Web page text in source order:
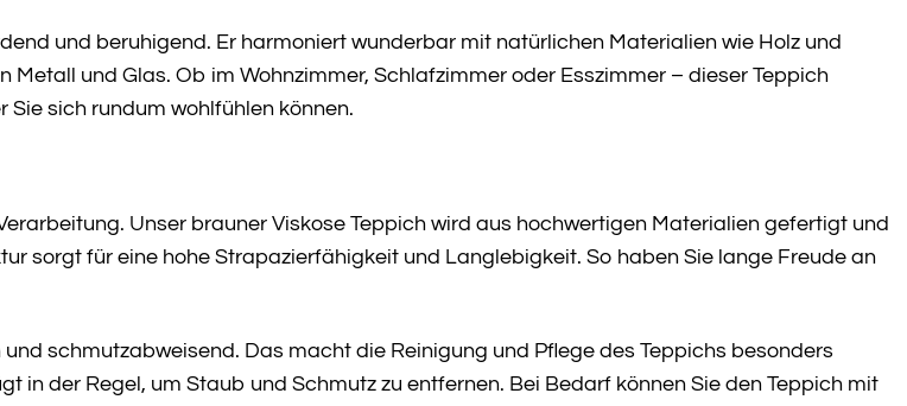
und beruhigend. Er harmoniert wunderbar mit natürlichen Materialien wie Holz und
Metall und Glas. Ob im Wohnzimmer, Schlafzimmer oder Esszimmer – dieser Teppich
sich rundum wohlfühlen können.
Unser brauner Viskose Teppich wird aus hochwertigen Materialien gefertigt und
sorgt für eine hohe Strapazierfähigkeit und Langlebigkeit. So haben Sie lange Freude an
schmutzabweisend. Das macht die Reinigung und Pflege des Teppichs besonders
in der Regel, um Staub und Schmutz zu entfernen. Bei Bedarf können Sie den Teppich mit